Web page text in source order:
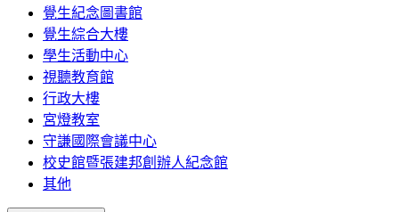
覺生紀念圖書館
覺生綜合大樓
學生活動中心
視聽教育館
行政大樓
宮燈教室
守謙國際會議中心
校史館暨張建邦創辦人紀念館
其他